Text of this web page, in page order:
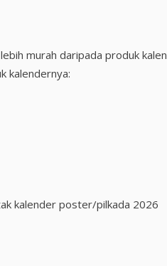
murah daripada produk
kalendernya:
kalender poster/pilkada 2026